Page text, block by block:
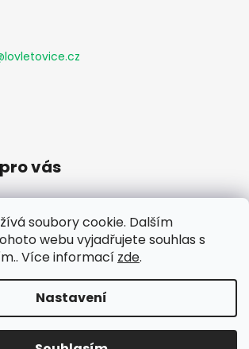
soubory cookie. Dalším
webu vyjadřujete souhlas s
Více informací zde.
Nastavení
lovletovice.cz
vás
osobních údajů
od smlouvy